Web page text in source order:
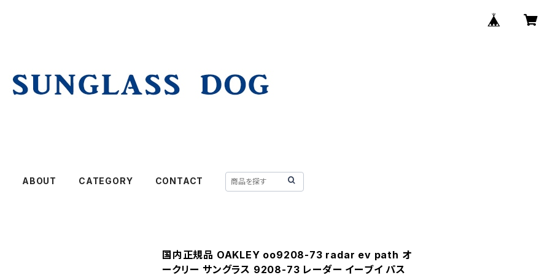
ABOUT CATEGORY CONTACT
国内正規品 OAKLEY oo9208-73 radar ev path オ
ークリー サングラス 9208-73 レーダー イーブイ パス